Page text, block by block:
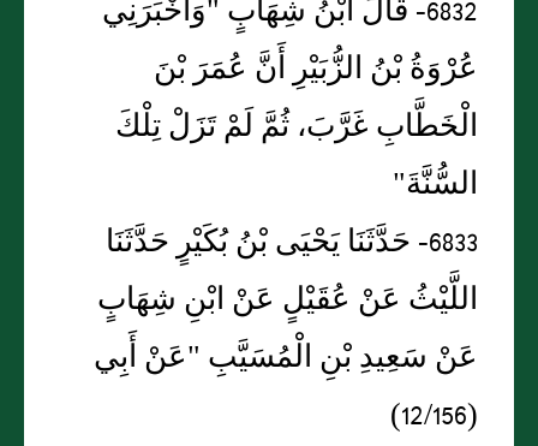
6832- قَالَ ابْنُ شِهَابٍ "وَأَخْبَرَنِي
عُرْوَةُ بْنُ الزُّبَيْرِ أَنَّ عُمَرَ بْنَ
الْخَطَّابِ غَرَّبَ، ثُمَّ لَمْ تَزَلْ تِلْكَ
السُّنَّةَ"
6833- حَدَّثَنَا يَحْيَى بْنُ بُكَيْرٍ حَدَّثَنَا
اللَّيْثُ عَنْ عُقَيْلٍ عَنْ ابْنِ شِهَابٍ
عَنْ سَعِيدِ بْنِ الْمُسَيَّبِ "عَنْ أَبِي
(12/156)